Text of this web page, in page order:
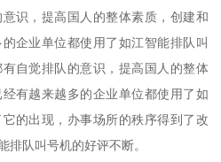
识，提高国人的整体素质，创建和
企业单位都使用了如江智能排队叫
自觉排队的意识，提高国人的整体
有越来越多的企业单位都使用了如
的出现，办事场所的秩序得到了改
排队叫号机的好评不断。